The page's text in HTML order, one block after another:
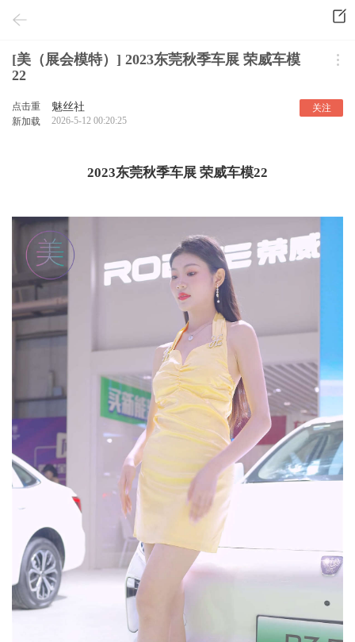
[美（展会模特）] 2023东莞秋季车展 荣威车模
22
点击重
新加载
魅丝社
2026-5-12 00:20:25
关注
2023东莞秋季车展 荣威车模22